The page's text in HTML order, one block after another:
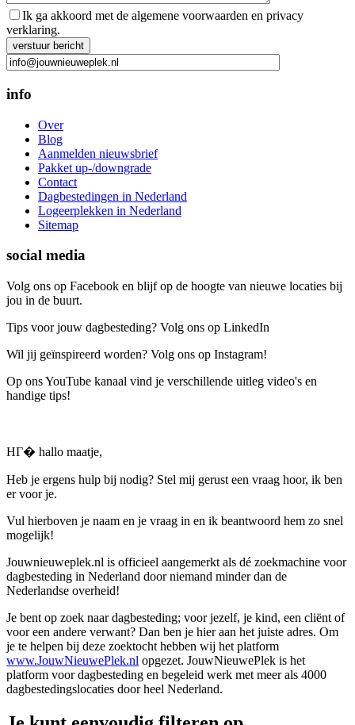
Ik ga akkoord met de algemene voorwaarden en privacy
verklaring.
Gelieve dit veld leeg te laten.
info
Over
Blog
Aanmelden nieuwsbrief
Pakket up-/downgrade
Contact
Dagbestedingen in Nederland
Logeerplekken in Nederland
Sitemap
social media
Volg ons op Facebook en blijf op de hoogte van nieuwe locaties bij
jou in de buurt.
Tips voor jouw dagbesteding? Volg ons op LinkedIn
Wil jij geïnspireerd worden? Volg ons op Instagram!
Op ons YouTube kanaal vind je verschillende uitleg video's en
handige tips!
HГ� hallo maatje,
Heb je ergens hulp bij nodig? Stel mij gerust een vraag hoor, ik ben
er voor je.
Vul hierboven je naam en je vraag in en ik beantwoord hem zo snel
mogelijk!
Jouwnieuweplek.nl is officieel aangemerkt als dé zoekmachine voor
dagbesteding in Nederland door niemand minder dan de
Nederlandse overheid!
Je bent op zoek naar dagbesteding; voor jezelf, je kind, een cliënt of
voor een andere verwant? Dan ben je hier aan het juiste adres. Om
je te helpen bij deze zoektocht hebben wij het platform
www.JouwNieuwePlek.nl opgezet. JouwNieuwePlek is het
platform voor dagbesteding en begeleid werk met meer als 4000
dagbestedingslocaties door heel Nederland.